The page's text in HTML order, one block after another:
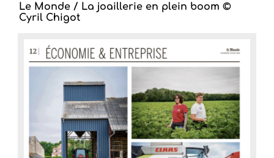
Le Monde / La joaillerie en plein boom ©
Cyril Chigot